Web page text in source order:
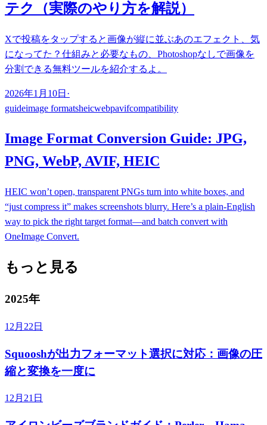
テク（実際のやり方を解説）
Xで投稿をタップすると画像が縦に並ぶあのエフェクト、気
になってた？仕組みと必要なもの、Photoshopなしで画像を
分割できる無料ツールを紹介するよ。
2026年1月10日 ·
guideimage formatsheicwebpavifcompatibility
Image Format Conversion Guide: JPG,
PNG, WebP, AVIF, HEIC
HEIC won’t open, transparent PNGs turn into white boxes, and
“just compress it” makes screenshots blurry. Here’s a plain-English
way to pick the right target format—and batch convert with
OneImage Convert.
もっと見る
2025年
12月22日
Squooshが出力フォーマット選択に対応：画像の圧
縮と変換を一度に
12月21日